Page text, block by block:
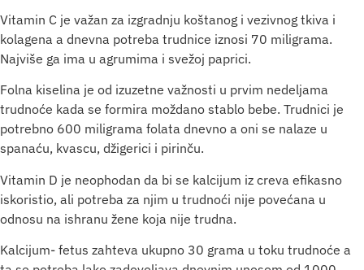
Vitamin C je važan za izgradnju koštanog i vezivnog tkiva i
kolagena a dnevna potreba trudnice iznosi 70 miligrama.
Najviše ga ima u agrumima i svežoj paprici.
Folna kiselina je od izuzetne važnosti u prvim nedeljama
trudnoće kada se formira moždano stablo bebe. Trudnici je
potrebno 600 miligrama folata dnevno a oni se nalaze u
spanaću, kvascu, džigerici i pirinču.
Vitamin D je neophodan da bi se kalcijum iz creva efikasno
iskoristio, ali potreba za njim u trudnoći nije povećana u
odnosu na ishranu žene koja nije trudna.
Kalcijum- fetus zahteva ukupno 30 grama u toku trudnoće a